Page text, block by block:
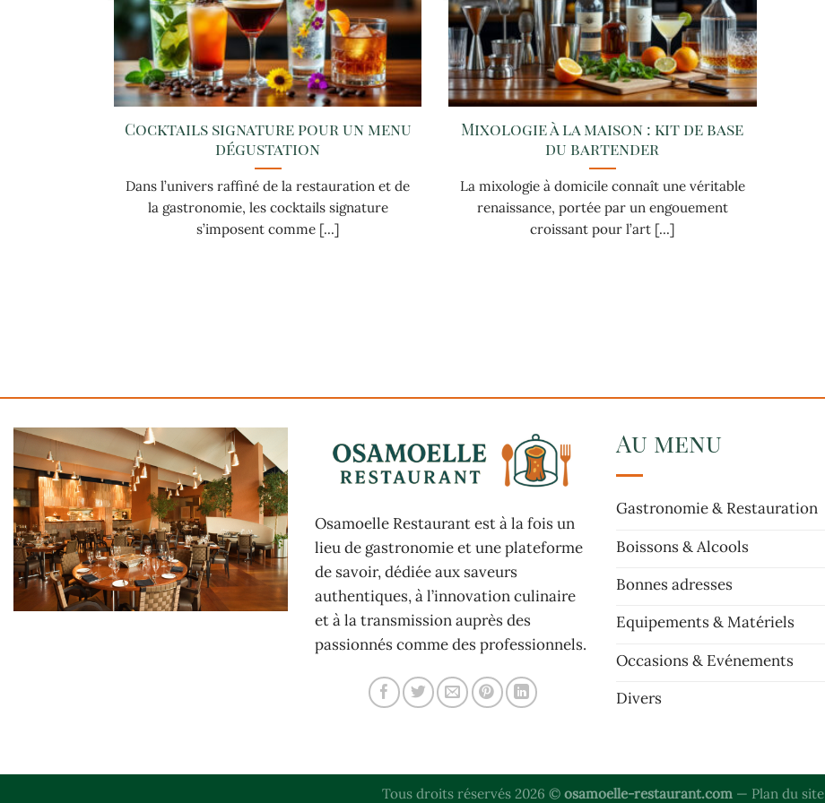
Cocktails signature pour un menu
dégustation
Dans l’univers raffiné de la restauration et de
la gastronomie, les cocktails signature
s’imposent comme [...]
Mixologie à la maison : kit de base
du bartender
La mixologie à domicile connaît une véritable
renaissance, portée par un engouement
croissant pour l’art [...]
Osamoelle Restaurant est à la fois un
lieu de gastronomie et une plateforme
de savoir, dédiée aux saveurs
authentiques, à l’innovation culinaire
et à la transmission auprès des
passionnés comme des professionnels.
Au menu
Gastronomie & Restauration
Boissons & Alcools
Bonnes adresses
Equipements & Matériels
Occasions & Evénements
Divers
Tous droits réservés 2026 © osamoelle-restaurant.com— Plan du site